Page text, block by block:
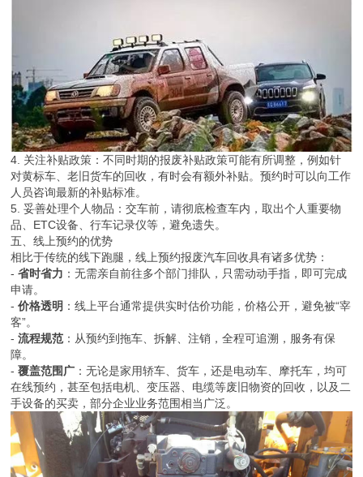
4. 关注补贴政策：不同时期的报废补贴政策可能有所调整，例如针
对黄标车、老旧货车的回收，有时会有额外补贴。预约时可以向工作
人员咨询最新的补贴标准。
5. 妥善处理个人物品：交车前，请彻底检查车内，取出个人重要物
品、ETC设备、行车记录仪等，避免遗失。
五、线上预约的优势
相比于传统的线下跑腿，线上预约报废汽车回收具有诸多优势：
-省时省力 ：无需亲自前往多个部门排队，只需动动手指，即可完成
申请。
-价格透明 ：线上平台通常提供实时估价功能，价格公开，避免被“宰
客”。
-流程规范 ：从预约到拖车、拆解、注销，全程可追溯，服务有保
障。
-覆盖范围广 ：无论是家用轿车、货车，还是电动车、摩托车，均可
在线预约，甚至包括电机、变压器、电缆等废旧物资的回收，以及二
手设备的买卖，部分企业业务范围相当广泛。